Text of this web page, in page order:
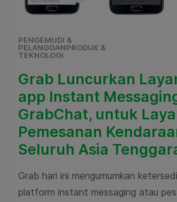
PENGEMUDI &
PELANGGANPRODUK &
TEKNOLOGI
Grab Luncurkan
app Instant
GrabChat, untuk
Pemesanan
Seluruh Asia
Grab hari ini mengumumkan
platform instant messaging atau